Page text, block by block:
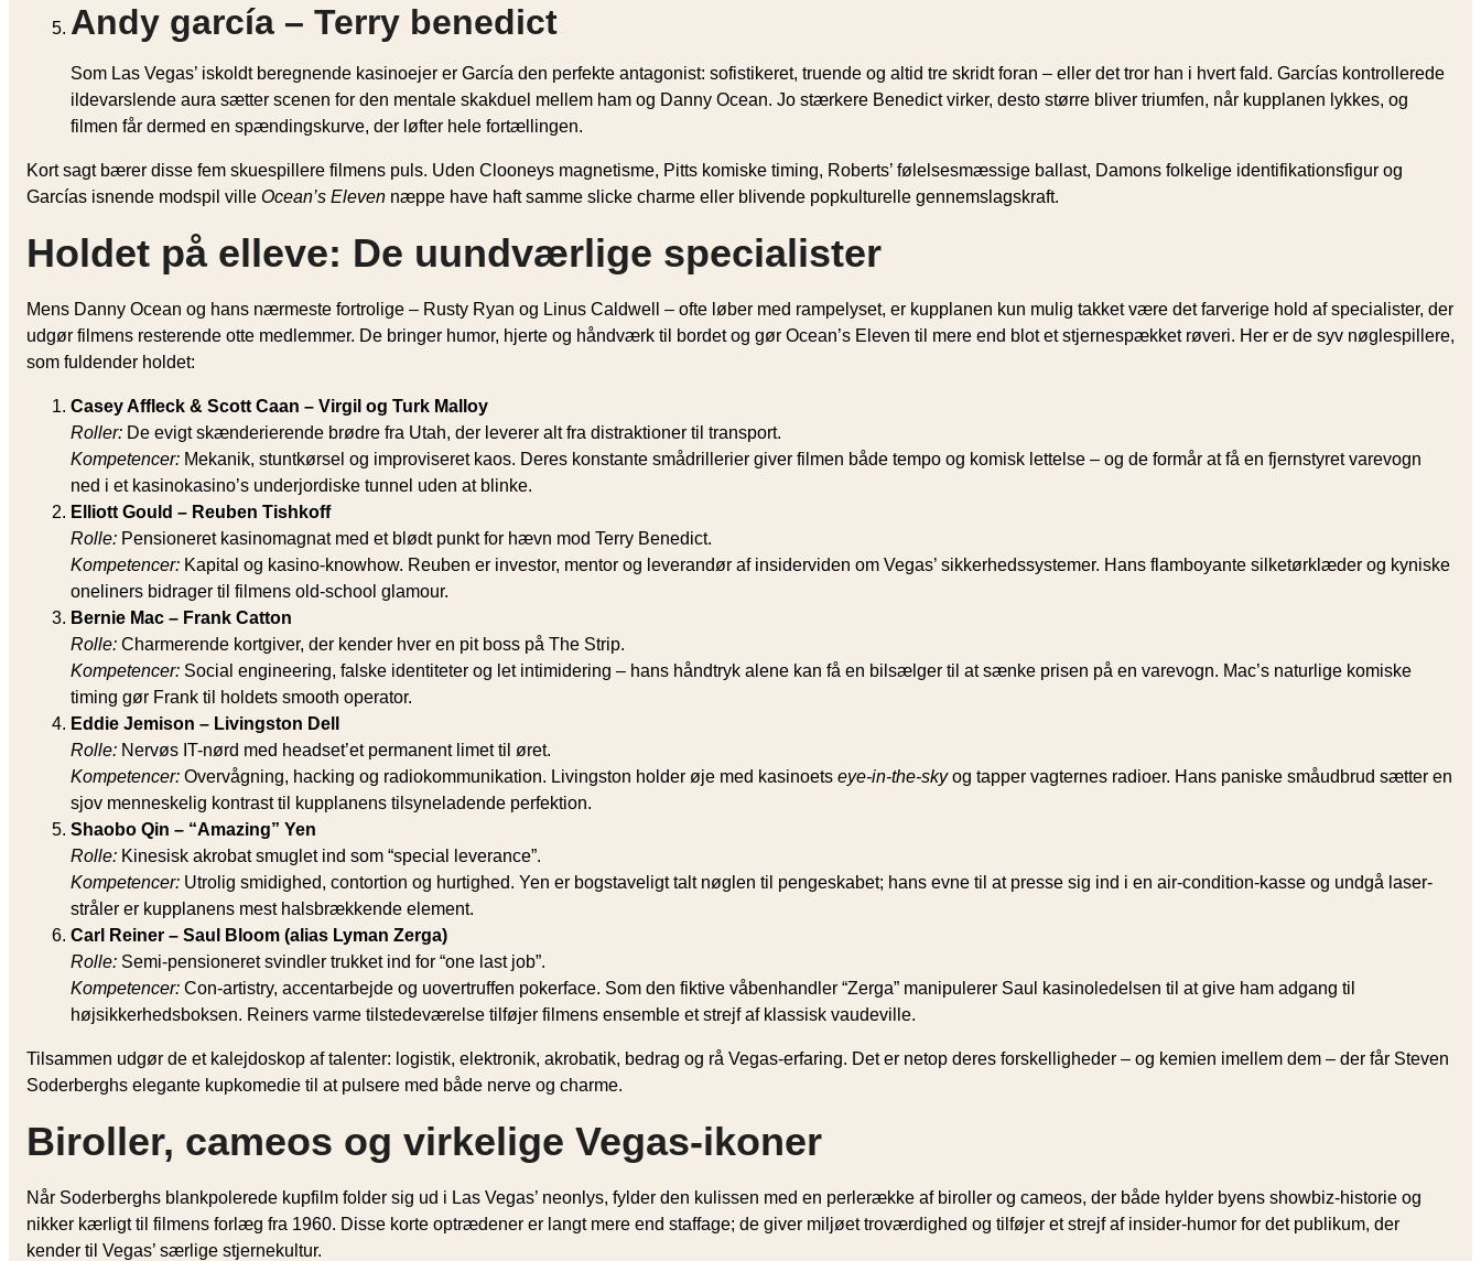
Andy garcía – Terry benedict
Som Las Vegas’ iskoldt beregnende kasino­ejer er García den perfekte antagonist: sofistikeret, truende og altid tre skridt foran – eller det tror han i hvert fald. Garcías kontrollerede
ildevarslende aura sætter scenen for den mentale skakduel mellem ham og Danny Ocean. Jo stærkere Benedict virker, desto større bliver triumfen, når kupplanen lykkes, og
filmen får dermed en spændingskurve, der løfter hele fortællingen.
Kort sagt bærer disse fem skuespillere filmens puls. Uden Clooneys magnetisme, Pitts komiske timing, Roberts’ følelsesmæssige ballast, Damons folkelige identifikationsfigur og
Garcías isnende modspil ville Ocean’s Eleven næppe have haft samme slicke charme eller blivende popkulturelle gennemslagskraft.
Holdet på elleve: De uundværlige specialister
Mens Danny Ocean og hans nærmeste fortrolige – Rusty Ryan og Linus Caldwell – ofte løber med rampelyset, er kupplanen kun mulig takket være det farverige hold af specialister, der
udgør filmens resterende otte medlemmer. De bringer humor, hjerte og håndværk til bordet og gør Ocean’s Eleven til mere end blot et stjerne­spækket røveri. Her er de syv nøglespillere,
som fuldender holdet:
Casey Affleck & Scott Caan – Virgil og Turk Malloy
Roller: De evigt skænderierende brødre fra Utah, der leverer alt fra distraktioner til transport.
Kompetencer: Mekanik, stuntkørsel og improviseret kaos. Deres konstante smådrillerier giver filmen både tempo og komisk lettelse – og de formår at få en fjernstyret varevogn
ned i et kasino­kasino’s underjordiske tunnel uden at blinke.
Elliott Gould – Reuben Tishkoff
Rolle: Pensioneret kasino­magnat med et blødt punkt for hævn mod Terry Benedict.
Kompetencer: Kapital og kasino-knowhow. Reuben er investor, mentor og leverandør af insider­viden om Vegas’ sikkerhedssystemer. Hans flamboyante silketørklæder og kyniske
oneliners bidrager til filmens old-school glamour.
Bernie Mac – Frank Catton
Rolle: Charmerende kort­giver, der kender hver en pit boss på The Strip.
Kompetencer: Social engineering, falske identiteter og let intimidering – hans håndtryk alene kan få en bil­sælger til at sænke prisen på en varevogn. Mac’s naturlige komiske
timing gør Frank til holdets smooth operator.
Eddie Jemison – Livingston Dell
Rolle: Nervøs IT-nørd med headset’et permanent limet til øret.
Kompetencer: Overvågning, hacking og radiokommunikation. Livingston holder øje med kasinoets eye-in-the-skyog tapper vagternes radioer. Hans paniske småudbrud sætter en
sjov menneskelig kontrast til kupplanens tilsyneladende perfektion.
Shaobo Qin – “Amazing” Yen
Rolle: Kinesisk akrobat smuglet ind som “special leverance”.
Kompetencer: Utrolig smidighed, contortion og hurtighed. Yen er bogstaveligt talt nøglen til pengeskabet; hans evne til at presse sig ind i en air-condition-kasse og undgå laser­
stråler er kupplanens mest halsbrækkende element.
Carl Reiner – Saul Bloom (alias Lyman Zerga)
Rolle: Semi-pensioneret svindler trukket ind for “one last job”.
Kompetencer: Con-artistry, accentarbejde og uovertruffen pokerface. Som den fiktive våbenhandler “Zerga” manipulerer Saul kasino­ledelsen til at give ham adgang til
højsikkerheds­boksen. Reiners varme tilstedeværelse tilføjer filmens ensemble et strejf af klassisk vaudeville.
Tilsammen udgør de et kalejdoskop af talenter: logistik, elektronik, akrobatik, bedrag og rå Vegas-erfaring. Det er netop deres forskelligheder – og kemien imellem dem – der får Steven
Soderberghs elegante kupkomedie til at pulsere med både nerve og charme.
Biroller, cameos og virkelige Vegas-ikoner
Når Soderberghs blankpolerede kupfilm folder sig ud i Las Vegas’ neonlys, fylder den kulissen med en perlerække af biroller og cameos, der både hylder byens showbiz-historie og
nikker kærligt til filmens forlæg fra 1960. Disse korte optrædener er langt mere end staffage; de giver miljøet troværdighed og tilføjer et strejf af insider-humor for det publikum, der
kender til Vegas’ særlige stjernekultur.